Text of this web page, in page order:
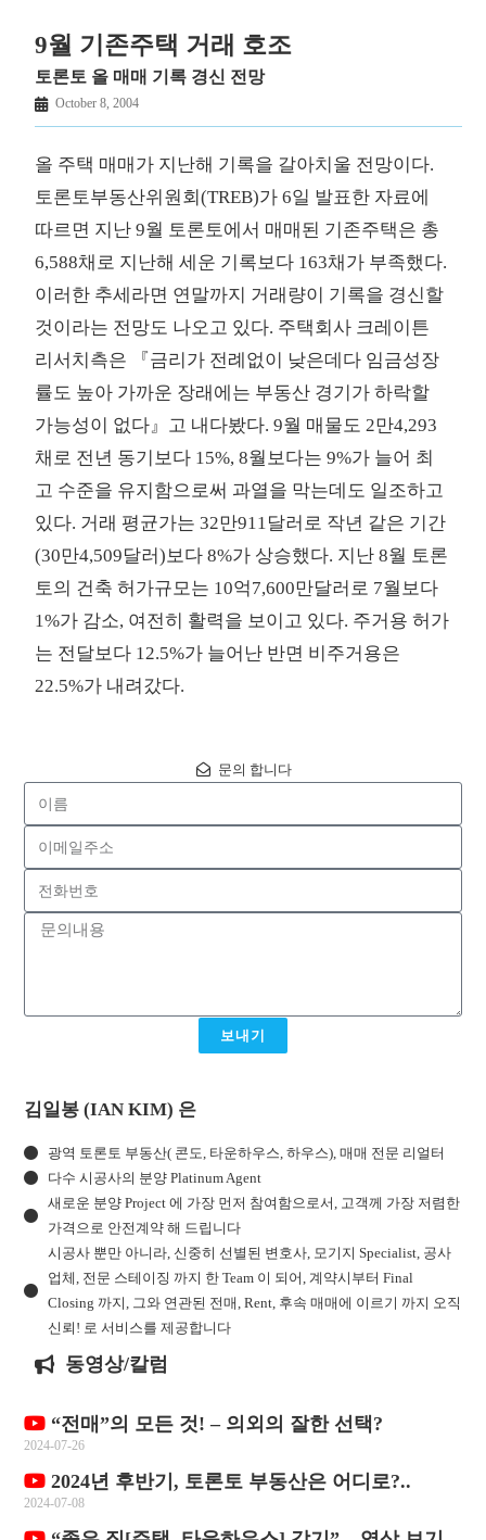
9월 기존주택 거래 호조
토론토 올 매매 기록 경신 전망
October 8, 2004
올 주택 매매가 지난해 기록을 갈아치울 전망이다.
토론토부동산위원회(TREB)가 6일 발표한 자료에
따르면 지난 9월 토론토에서 매매된 기존주택은 총
6,588채로 지난해 세운 기록보다 163채가 부족했다.
이러한 추세라면 연말까지 거래량이 기록을 경신할
것이라는 전망도 나오고 있다. 주택회사 크레이튼
리서치측은 『금리가 전례없이 낮은데다 임금성장
률도 높아 가까운 장래에는 부동산 경기가 하락할
가능성이 없다』고 내다봤다. 9월 매물도 2만4,293
채로 전년 동기보다 15%, 8월보다는 9%가 늘어 최
고 수준을 유지함으로써 과열을 막는데도 일조하고
있다. 거래 평균가는 32만911달러로 작년 같은 기간
(30만4,509달러)보다 8%가 상승했다. 지난 8월 토론
토의 건축 허가규모는 10억7,600만달러로 7월보다
1%가 감소, 여전히 활력을 보이고 있다. 주거용 허가
는 전달보다 12.5%가 늘어난 반면 비주거용은
22.5%가 내려갔다.
문의 합니다
보내기
김일봉 (IAN KIM) 은
광역 토론토 부동산( 콘도, 타운하우스, 하우스), 매매 전문 리얼터
다수 시공사의 분양 Platinum Agent
새로운 분양 Project 에 가장 먼저 참여함으로서, 고객께 가장 저렴한
가격으로 안전계약 해 드립니다
시공사 뿐만 아니라, 신중히 선별된 변호사, 모기지 Specialist, 공사
업체, 전문 스테이징 까지 한 Team 이 되어, 계약시부터 Final
Closing 까지, 그와 연관된 전매, Rent, 후속 매매에 이르기 까지 오직
신뢰! 로 서비스를 제공합니다
동영상/칼럼
“전매”의 모든 것! – 의외의 잘한 선택?
2024-07-26
2024년 후반기, 토론토 부동산은 어디로?..
2024-07-08